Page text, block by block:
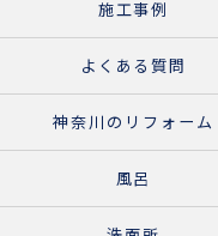
施工事例
よくある質問
神奈川のリフォーム
風呂